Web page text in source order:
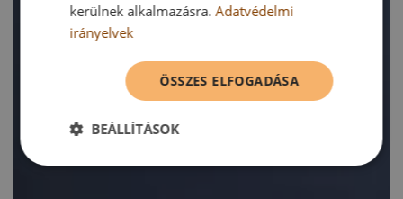
kerülnek alkalmazásra.Adatvédelmi
irányelvek
ÖSSZES ELFOGADÁSA
BEÁLLÍTÁSOK